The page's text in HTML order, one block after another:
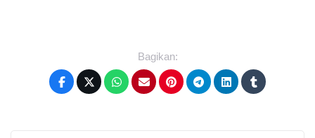
Bagikan: